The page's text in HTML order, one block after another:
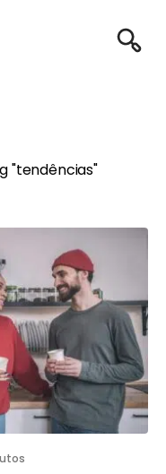
"tendências"